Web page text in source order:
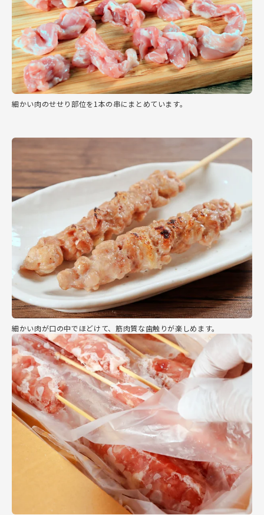
細かい肉のせせり部位を1本の串にまとめています。
細かい肉が口の中でほどけて、筋肉質な歯触りが楽しめます。